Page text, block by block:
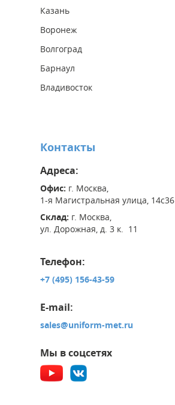
Казань
Воронеж
Волгоград
Барнаул
Владивосток
Контакты
Адреса:
Офис: г. Москва,
1-я Магистральная улица, 14с36
Склад: г. Москва,
ул. Дорожная, д. 3 к. 11
Телефон:
+7 (495) 156-43-59
E-mail:
sales@uniform-met.ru
Мы в соцсетях